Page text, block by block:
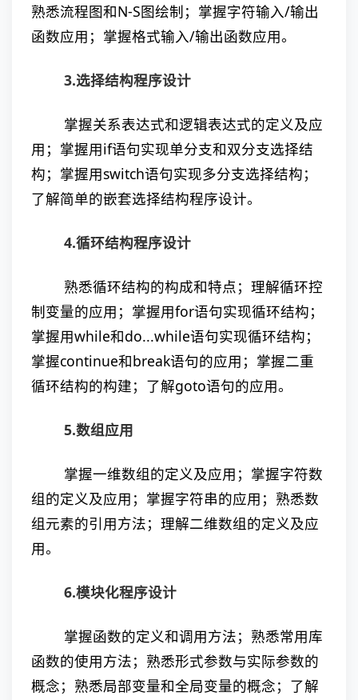
熟悉流程图和N-S图绘制；掌握字符输入/输出
函数应用；掌握格式输入/输出函数应用。
3.选择结构程序设计
掌握关系表达式和逻辑表达式的定义及应
用；掌握用if语句实现单分支和双分支选择结
构；掌握用switch语句实现多分支选择结构；
了解简单的嵌套选择结构程序设计。
4.循环结构程序设计
熟悉循环结构的构成和特点；理解循环控
制变量的应用；掌握用for语句实现循环结构；
掌握用while和do...while语句实现循环结构；
掌握continue和break语句的应用；掌握二重
循环结构的构建；了解goto语句的应用。
5.数组应用
掌握一维数组的定义及应用；掌握字符数
组的定义及应用；掌握字符串的应用；熟悉数
组元素的引用方法；理解二维数组的定义及应
用。
6.模块化程序设计
掌握函数的定义和调用方法；熟悉常用库
函数的使用方法；熟悉形式参数与实际参数的
概念；熟悉局部变量和全局变量的概念；了解